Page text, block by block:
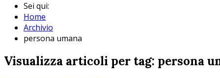
Sei qui:
Home
Archivio
persona umana
Visualizza articoli per tag: persona